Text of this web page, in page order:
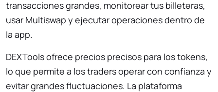
transacciones grandes, monitorear tus billeteras,
usar Multiswap y ejecutar operaciones dentro de
la app.
DEXTools ofrece precios precisos para los tokens,
lo que permite a los traders operar con confianza y
evitar grandes fluctuaciones. La plataforma